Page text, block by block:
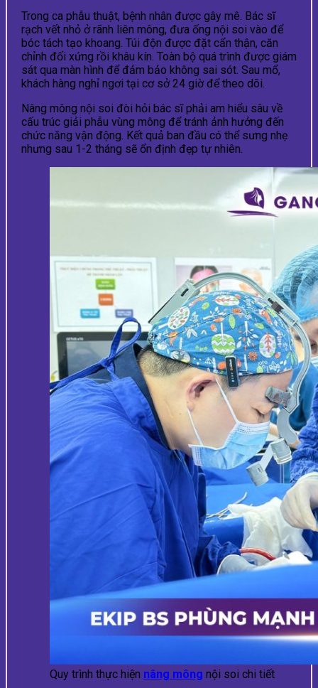
Trong ca phẫu thuật, bệnh nhân được gây mê. Bác sĩ
rạch vết nhỏ ở rãnh liên mông, đưa ống nội soi vào để
bóc tách tạo khoang. Túi độn được đặt cẩn thận, căn
chỉnh đối xứng rồi khâu kín. Toàn bộ quá trình được giám
sát qua màn hình để đảm bảo không sai sót. Sau mổ,
khách hàng nghỉ ngơi tại cơ sở 24 giờ để theo dõi.
Nâng mông nội soi đòi hỏi bác sĩ phải am hiểu sâu về
cấu trúc giải phẫu vùng mông để tránh ảnh hưởng đến
chức năng vận động. Kết quả ban đầu có thể sưng nhẹ
nhưng sau 1-2 tháng sẽ ổn định đẹp tự nhiên.
Quy trình thực hiện nâng mông nội soi chi tiết